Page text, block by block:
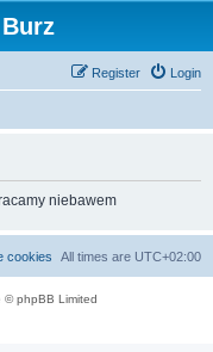
Login
Register
niebawem
All times are UTC+02:00
cookies
© phpBB Limited